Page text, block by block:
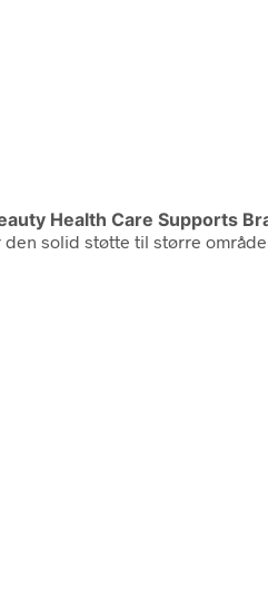
Health Care Supports
solid støtte til større